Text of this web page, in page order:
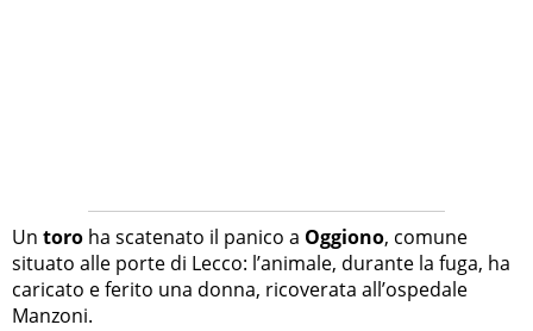
Un toro ha scatenato il panico a Oggiono, comune
situato alle porte di Lecco: l’animale, durante la fuga, ha
caricato e ferito una donna, ricoverata all’ospedale
Manzoni.